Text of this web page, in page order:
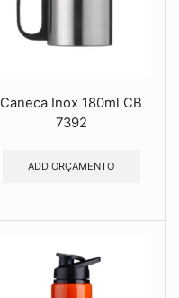
Caneca Inox 180ml CB
7392
ADD ORÇAMENTO